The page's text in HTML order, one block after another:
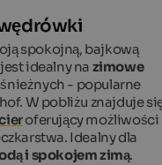
spokojną, bajkową
idealny na zimowe
- popularne
W pobliżu znajduje
oferujący możliwości
Idealny dla
i spokojem zimą.